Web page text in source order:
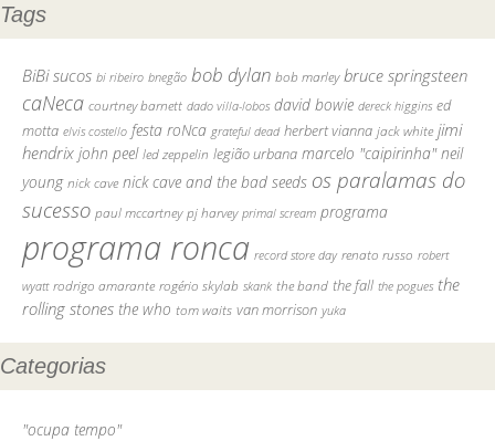
Tags
BiBi sucos bi ribeiro bnegão bob dylan bob marley bruce springsteen
caNeca courtney barnett dado villa-lobos david bowie dereck higgins ed
motta elvis costello festa roNca grateful dead herbert vianna jack white jimi
hendrix john peel led zeppelin legião urbana marcelo "caipirinha" neil
young nick cave nick cave and the bad seeds os paralamas do
sucesso paul mccartney pj harvey primal scream programa
programa ronca record store day renato russo robert
wyatt rodrigo amarante rogério skylab skank the band the fall the pogues the
rolling stones the who tom waits van morrison yuka
Categorias
"ocupa tempo"